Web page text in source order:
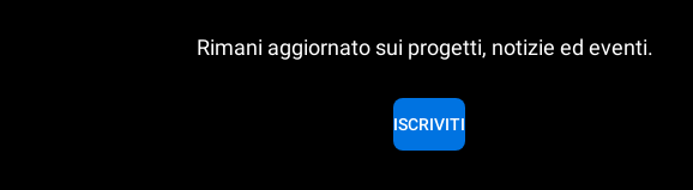
Rimani aggiornato sui progetti, notizie ed eventi.
ISCRIVITI